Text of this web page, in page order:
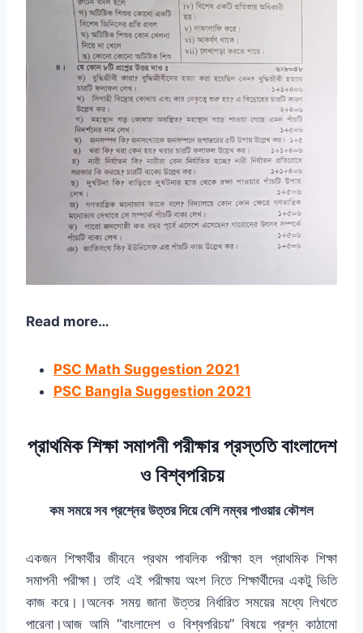
Read more…
PSC Math Suggestion 2021
PSC Bangla Suggestion 2021
প্রাথমিক শিক্ষা সমাপনী পরীক্ষার প্রস্ততি বাংলাদেশ
ও বিশ্বপরিচয়
কম সময়ে সব প্রশ্নের উত্তর দিয়ে বেশি নম্বর পাওয়ার কৌশল
একজন শিক্ষার্থীর জীবনে প্রথম পাবলিক পরীক্ষা হল প্রাথমিক শিক্ষা
সমাপনী পরীক্ষা। তাই এই পরীক্ষায় অংশ নিতে শিক্ষার্থীদের একটু ভিতি
কাজ করে।।অনেক সময় জানা উত্তর নির্ধারিত সময়ের মধ্যে লিখতে
পারেনা।আজ আমি “বাংলাদেশ ও বিশ্বপরিচয়” বিষয়ে প্রশ্ন কাঠামো